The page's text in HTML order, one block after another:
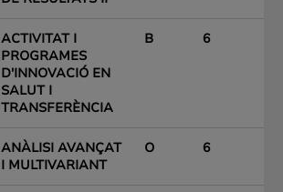
ACTIVITAT I
PROGRAMES
D'INNOVACIÓ EN
SALUT I
TRANSFERÈNCIA
B 6
ANÀLISI AVANÇAT
I MULTIVARIANT
O 6